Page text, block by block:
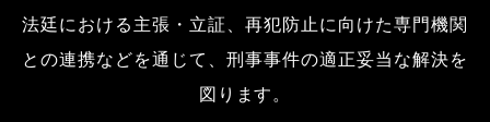
法廷における主張・立証、再犯防止に向けた専門機関
との連携などを通じて、刑事事件の適正妥当な解決を
図ります。